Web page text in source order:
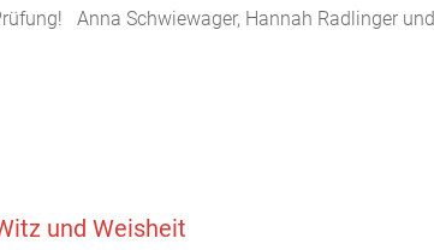
Anna Schwiewager, Hannah Radlinger
und Weisheit